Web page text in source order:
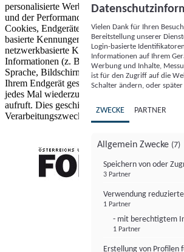
personalisierte Werbung und Inhalte, Messung
und der Performance von Inhalten sowie
Cookies, Endgeräte- oder ähnliche Online-
basierte Kennungen, zufällig generierte
netzwerkbasierte Kennungen) können
Informationen (z. B. Browsertyp und
Sprache, Bildschirmgröße, unterstützte
Ihrem Endgerät gespeichert oder von dort
jedes Mal wiederzuerkennen, wenn es eine
aufruft. Dies geschieht für einen oder mehrere
Verarbeitungszwecke.
Vielen Dank für Ihren
Bereitstellung unserer
Login-basierte
Informationen auf Ihrem
Werbung und Inhalte,
ist für den Zugriff auf die
Schalter ändern, oder
ZWECKE PARTNER
Allgemein Zwecke (7)
Speichern von oder
3 Partner
Verwendung
1 Partner
- mit berechtigtem
1 Partner
Erstellung von Profilen
FONDS professionell